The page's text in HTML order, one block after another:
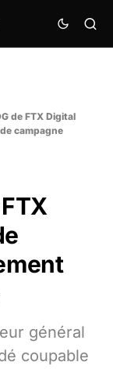
de FTX Digital
campagne
général
coupable